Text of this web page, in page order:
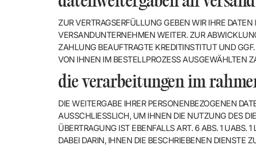
ZUR VERTRAGSERFÜLLUNG GEBEN WIR IHRE
VERSANDUNTERNEHMEN WEITER. ZUR
ZAHLUNG BEAUFTRAGTE KREDITINSTITUT UND
VON IHNEN IM BESTELLPROZESS AUSGEWÄHLTEN
die verarbeitungen im
DIE WEITERGABE IHRER PERSONENBEZOGENEN
AUSSCHLIESSLICH, UM IHNEN DIE NUTZUNG DES
BERTRAGUNG IST EBENFALLS ART. 6 ABS. 1 UABS. 1
ABEI DARIN, IHNEN DIE BESCHRIEBENEN DIENSTE